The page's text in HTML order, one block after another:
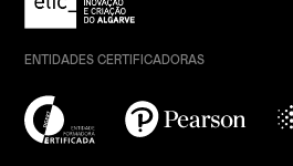
ENTIDADES CERTIFICADORAS